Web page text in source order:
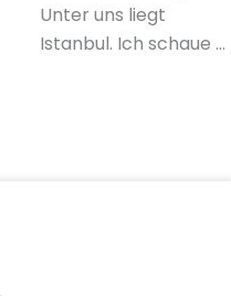
Unter uns liegt
Istanbul. Ich schaue …